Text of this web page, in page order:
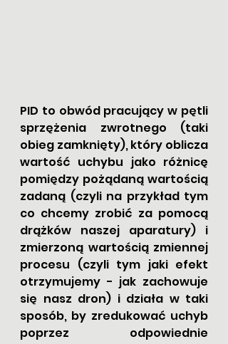
PID to obwód pracujący w pętli
sprzężenia zwrotnego (taki
obieg zamknięty), który oblicza
wartość uchybu jako różnicę
pomiędzy pożądaną wartością
zadaną (czyli na przykład tym
co chcemy zrobić za pomocą
drążków naszej aparatury) i
zmierzoną wartością zmiennej
procesu (czyli tym jaki efekt
otrzymujemy - jak zachowuje
się nasz dron) i działa w taki
sposób, by zredukować uchyb
poprzez odpowiednie